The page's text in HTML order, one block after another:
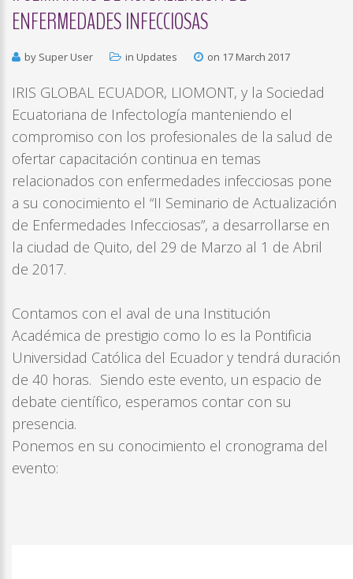
ENFERMEDADESINFECCIOSAS
by Super User in Updates on 17 March 2017
IRIS GLOBAL ECUADOR, LIOMONT, y la Sociedad
Ecuatoriana de Infectología manteniendo el
compromiso con los profesionales de la salud de
ofertar capacitación continua en temas
relacionados con enfermedades infecciosas pone
a su conocimiento el “II Seminario de Actualización
de Enfermedades Infecciosas”, a desarrollarse en
la ciudad de Quito, del 29 de Marzo al 1 de Abril
de 2017.
Contamos con el aval de una Institución
Académica de prestigio como lo es la Pontificia
Universidad Católica del Ecuador y tendrá duración
de 40 horas. Siendo este evento, un espacio de
debate científico, esperamos contar con su
presencia.
Ponemos en su conocimiento el cronograma del
evento: